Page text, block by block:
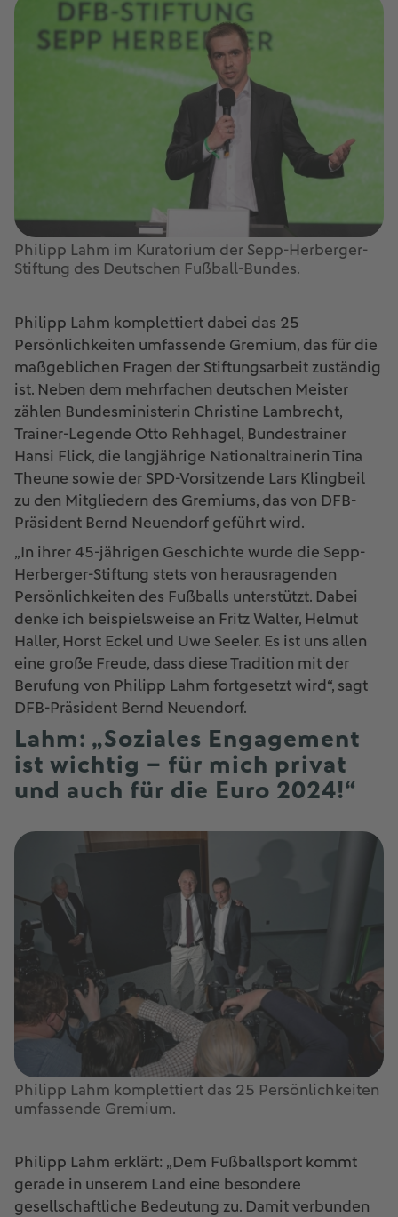
Philipp Lahm im Kuratorium der Sepp-Herberger-
Stiftung des Deutschen Fußball-Bundes.
Philipp Lahm komplettiert dabei das 25
Persönlichkeiten umfassende Gremium, das für die
maßgeblichen Fragen der Stiftungsarbeit zuständig
ist. Neben dem mehrfachen deutschen Meister
zählen Bundesministerin Christine Lambrecht,
Trainer-Legende Otto Rehhagel, Bundestrainer
Hansi Flick, die langjährige Nationaltrainerin Tina
Theune sowie der SPD-Vorsitzende Lars Klingbeil
zu den Mitgliedern des Gremiums, das von DFB-
Präsident Bernd Neuendorf geführt wird.
„In ihrer 45-jährigen Geschichte wurde die Sepp-
Herberger-Stiftung stets von herausragenden
Persönlichkeiten des Fußballs unterstützt. Dabei
denke ich beispielsweise an Fritz Walter, Helmut
Haller, Horst Eckel und Uwe Seeler. Es ist uns allen
eine große Freude, dass diese Tradition mit der
Berufung von Philipp Lahm fortgesetzt wird“, sagt
DFB-Präsident Bernd Neuendorf.
Lahm: „Soziales Engagement
ist wichtig – für mich privat
und auch für die Euro 2024!“
Philipp Lahm komplettiert das 25 Persönlichkeiten
umfassende Gremium.
Philipp Lahm erklärt: „Dem Fußballsport kommt
gerade in unserem Land eine besondere
gesellschaftliche Bedeutung zu. Damit verbunden